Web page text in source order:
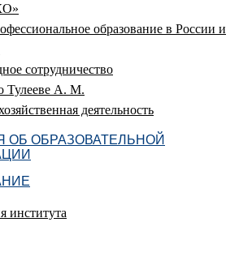
образование в России и
сотрудничество
Тулееве А. М.
деятельность
ОБ ОБРАЗОВАТЕЛЬНОЙ
института